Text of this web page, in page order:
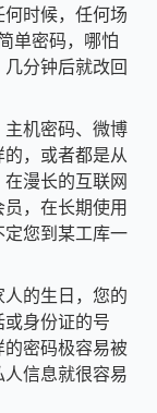
时候，任何场
单密码，哪怕
分钟后就改回
机密码、微博
，或者都是从
漫长的互联网
，在长期使用
您到某工库一
的生日，您的
身份证的号
密码极容易被
信息就很容易